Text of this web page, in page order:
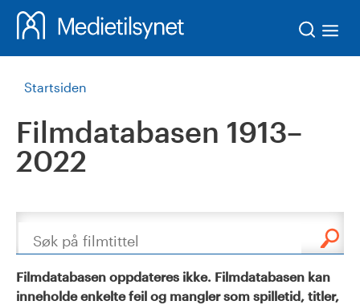
Startsiden
Filmdatabasen 1913–
2022
Søk
Filmdatabasen oppdateres ikke. Filmdatabasen kan
inneholde enkelte feil og mangler som spilletid, titler,